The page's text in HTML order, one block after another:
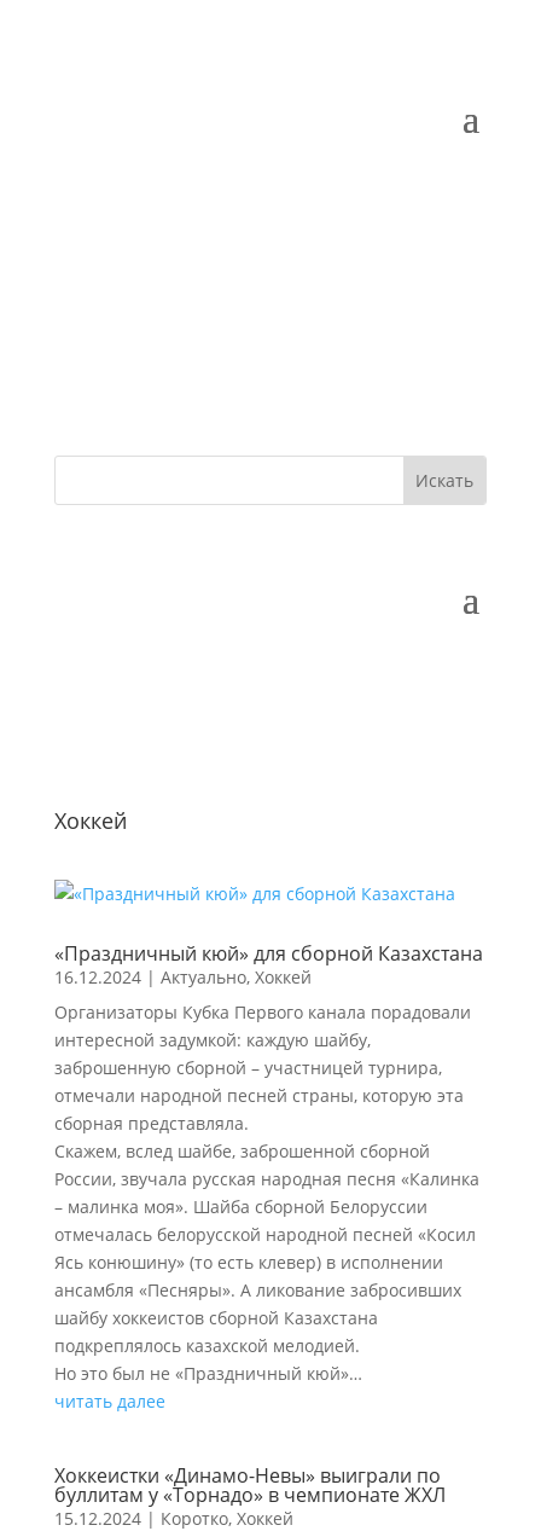
Хоккей
«Праздничный кюй» для сборной Казахстана
16.12.2024| Актуально, Хоккей
Организаторы Кубка Первого канала порадовали
интересной задумкой: каждую шайбу,
заброшенную сборной – участницей турнира,
отмечали народной песней страны, которую эта
сборная представляла.
Скажем, вслед шайбе, заброшенной сборной
России, звучала русская народная песня «Калинка
– малинка моя». Шайба сборной Белоруссии
отмечалась белорусской народной песней «Косил
Ясь конюшину» (то есть клевер) в исполнении
ансамбля «Песняры». А ликование забросивших
шайбу хоккеистов сборной Казахстана
подкреплялось казахской мелодией.
Но это был не «Праздничный кюй»…
читать далее
Хоккеистки «Динамо-Невы» выиграли по
буллитам у «Торнадо» в чемпионате ЖХЛ
15.12.2024| Коротко, Хоккей